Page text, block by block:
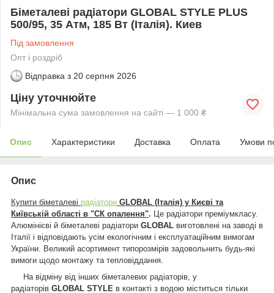
Біметалеві радіатори GLOBAL STYLE PLUS
500/95, 35 Атм, 185 Вт (Італія). Киев
Під замовлення
Опт і роздріб
Відправка з 20 серпня 2026
Ціну уточнюйте
Мінімальна сума замовлення на сайті — 1 000 ₴
Опис Характеристики Доставка Оплата Умови
Опис
Купити біметалеві радіатори GLOBAL (Італія) у Києві та
Київській області в "СК опалення". Це радіатори преміумкласу.
Алюмінієві й біметалеві радіатори GLOBAL виготовлені на заводі в
Італії і відповідають усім екологічним і експлуатаційним вимогам
України. Великий асортимент типорозмірів задовольнить будь-які
вимоги щодо монтажу та тепловіддання.
На відміну від інших біметалевих радіаторів, у
радіаторів GLOBAL STYLE в контакті з водою міститься тільки